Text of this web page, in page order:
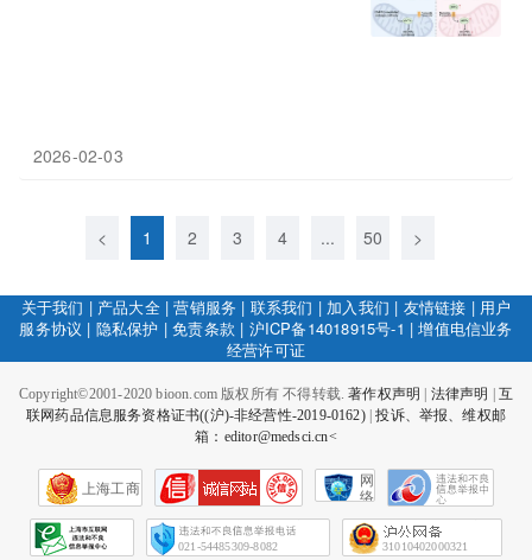
2026-02-03
< 1 2 3 4 ... 50 >
关于我们 | 产品大全|营销服务 | 联系我们 | 加入我们 | 友情链接 | 用户
服务协议 | 隐私保护 |免责条款 | 沪ICP备14018915号-1 |增值电信业务
经营许可证
Copyright©2001-2020 bioon.com 版权所有 不得转载.著作权声明 法律声明
互
联网药品信息服务资格证书((沪)-非经营性-2019-0162)|投诉、举报、维权邮
箱：editor@medsci.cn<
上海工商
网
络
会
征
021-54485309-8082 31010402000321